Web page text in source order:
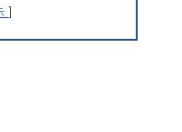
]